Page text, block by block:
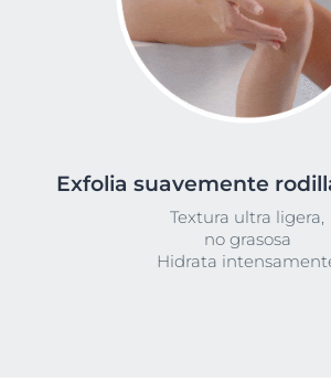
Exfolia suavemente
Textura ultra ligera,
no grasosa
Hidrata